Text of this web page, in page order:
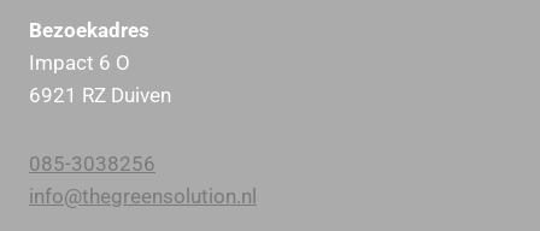
Bezoekadres
Impact 6 O
6921 RZ Duiven
085-3038256
info@thegreensolution.nl